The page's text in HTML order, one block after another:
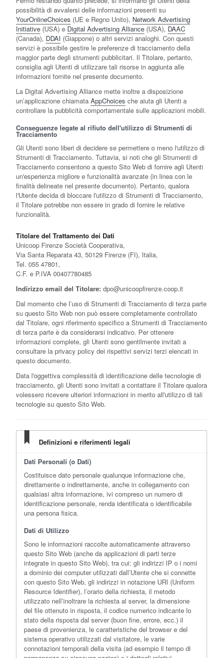
possibilità di avvalersi delle informazioni presenti su
YourOnlineChoices (UE e Regno Unito), Network Advertising
Initiative (USA) e Digital Advertising Alliance (USA), DAAC
(Canada), DDAI (Giappone) o altri servizi analoghi. Con questi
servizi è possibile gestire le preferenze di tracciamento della
maggior parte degli strumenti pubblicitari. Il Titolare, pertanto,
consiglia agli Utenti di utilizzare tali risorse in aggiunta alle
informazioni fornite nel presente documento.
La Digital Advertising Alliance mette inoltre a disposizione
un’applicazione chiamata AppChoices che aiuta gli Utenti a
controllare la pubblicità comportamentale sulle applicazioni mobili.
Conseguenze legate al rifiuto dell'utilizzo di Strumenti di
Tracciamento
Gli Utenti sono liberi di decidere se permettere o meno l'utilizzo di
Strumenti di Tracciamento. Tuttavia, si noti che gli Strumenti di
Tracciamento consentono a questo Sito Web di fornire agli Utenti
un'esperienza migliore e funzionalità avanzate (in linea con le
finalità delineate nel presente documento). Pertanto, qualora
l'Utente decida di bloccare l'utilizzo di Strumenti di Tracciamento,
il Titolare potrebbe non essere in grado di fornire le relative
funzionalità.
Titolare del Trattamento dei Dati
Unicoop Firenze Società Cooperativa,
Via Santa Reparata 43, 50129 Firenze (FI), Italia,
Tel. 055 47801,
C.F. e P.IVA 00407780485
Indirizzo email del Titolare: dpo@unicoopfirenze.coop.it
Dal momento che l’uso di Strumenti di Tracciamento di terza parte
su questo Sito Web non può essere completamente controllato
dal Titolare, ogni riferimento specifico a Strumenti di Tracciamento
di terza parte è da considerarsi indicativo. Per ottenere
informazioni complete, gli Utenti sono gentilmente invitati a
consultare la privacy policy dei rispettivi servizi terzi elencati in
questo documento.
Data l'oggettiva complessità di identificazione delle tecnologie di
tracciamento, gli Utenti sono invitati a contattare il Titolare qualora
volessero ricevere ulteriori informazioni in merito all'utilizzo di tali
tecnologie su questo Sito Web.
Definizioni e riferimenti legali
Dati Personali (o Dati)
Costituisce dato personale qualunque informazione che,
direttamente o indirettamente, anche in collegamento con
qualsiasi altra informazione, ivi compreso un numero di
identificazione personale, renda identificata o identificabile
una persona fisica.
Dati di Utilizzo
Sono le informazioni raccolte automaticamente attraverso
questo Sito Web (anche da applicazioni di parti terze
integrate in questo Sito Web), tra cui: gli indirizzi IP o i nomi
a dominio dei computer utilizzati dall’Utente che si connette
con questo Sito Web, gli indirizzi in notazione URI (Uniform
Resource Identifier), l’orario della richiesta, il metodo
utilizzato nell’inoltrare la richiesta al server, la dimensione
del file ottenuto in risposta, il codice numerico indicante lo
stato della risposta dal server (buon fine, errore, ecc.) il
paese di provenienza, le caratteristiche del browser e del
sistema operativo utilizzati dal visitatore, le varie
connotazioni temporali della visita (ad esempio il tempo di